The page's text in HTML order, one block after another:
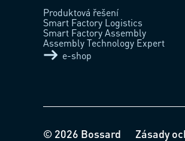
Produktová řešení
Smart Factory Logistics
Smart Factory Assembly
Assembly Technology Expert
e-shop
Zásady
© 2026 Bossard